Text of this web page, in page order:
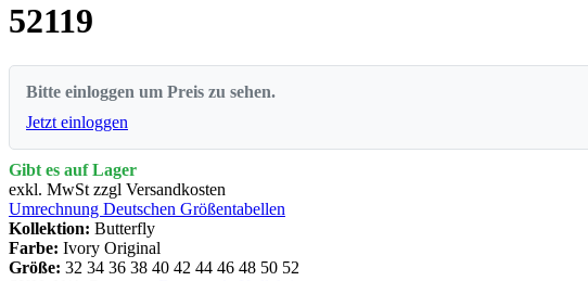
52119
Bitte einloggen um Preis zu sehen.
Jetzt einloggen
Gibt es auf Lager
exkl. MwSt zzgl Versandkosten
Umrechnung Deutschen Größentabellen
Kollektion: Butterfly
Farbe: Ivory Original
Größe: 32 34 36 38 40 42 44 46 48 50 52